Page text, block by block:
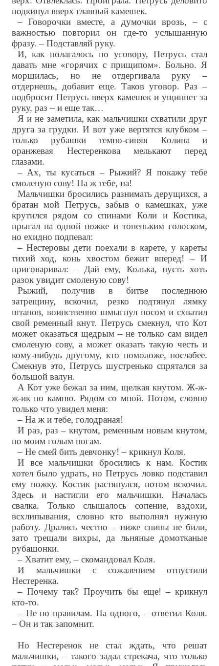
подкинул вверх главный камешек.
– Говорочки вместе, а думочки врозь, – с
важностью повторил он где-то услышанную
фразу. – Подставляй руку.
И, как полагалось по уговору, Петрусь стал
давать мне «горячих с прищипом». Больно. Я
морщилась, но не отдергивала руку –
отдернешь, добавит еще. Таков уговор. Раз –
подбросит Петрусь вверх камешек и ущипнет за
руку, раз – и еще так…
Я и не заметила, как мальчишки схватили друг
друга за грудки. И вот уже вертятся клубком –
только рубашки темно-синяя Колина и
оранжевая Нестеренкова мелькают перед
глазами.
– Ах, ты кусаться – Рыжий? Я покажу тебе
смоленую сову! На ж тебе, на!
Мальчишки бросились разнимать дерущихся, а
братан мой Петрусь, забыв о камешках, уже
крутился рядом со спинами Коли и Костика,
прыгал на одной ножке и тоненьким голоском,
но ехидно подпевал:
– Нестеровы дети поехали в карете, у кареты
тихий ход, конь хвостом бежит вперед! – И
приговаривал: – Дай ему, Колька, пусть хоть
разок увидит смоленую сову!
Рыжий, получив в битве последнюю
затрещину, вскочил, резко подтянул лямку
штанов, воинственно шмыгнул носом и схватил
свой ременный кнут. Петрусь смекнул, что Кот
может оказаться щедрым – не только сам видел
смоленую сову, а может оказать такую честь и
кому-нибудь другому, кто помоложе, послабее.
Смекнув это, Петрусь шустренько спрятался за
большой валун.
А Кот уже бежал за ним, щелкая кнутом. Ж-ж-
ж-ик по камню. Рядом со мной. Потом, словно
только что увидел меня:
– На ж и тебе, голодраная!
И раз, раз – кнутом, ременным новым кнутом,
по моим голым ногам.
– Не смей бить девчонку! – крикнул Коля.
И все мальчишки бросились к нам. Костик
хотел было удрать, но Петрусь ловко подставил
ему ножку. Костик растянулся, потом вскочил.
Здесь и настигли его мальчишки. Началась
свалка. Только слышалось сопение, вздохи,
всхлипывания, словно кто выполнял нужную
работу. Дрались честно – ниже спины не били,
зато трещали вихры, да льняные домотканые
рубашонки.
– Хватит ему, – скомандовал Коля.
И мальчишки с сожалением отпустили
Нестеренка.
– Почему так? Проучить бы еще! – крикнул
кто-то.
– Не по правилам. На одного, – ответил Коля.
– Он и так запомнит.
Но Нестеренок не стал ждать, что решат
мальчишки, – такого задал стрекача, что только